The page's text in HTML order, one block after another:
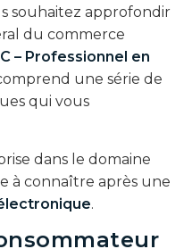
souhaitez approfondir
du commerce
– Professionnel en
une série de
qui vous
dans le domaine
à connaître après une
.